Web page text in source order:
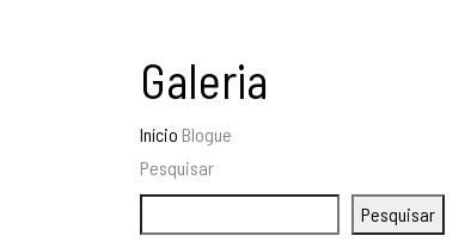
Galeria
Início Blogue
Pesquisar
Pesquisar